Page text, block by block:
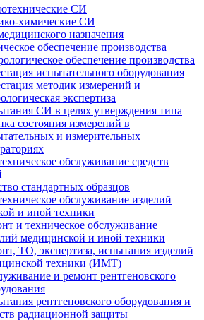
СИ
химические СИ
назначения
обеспечение производства
обеспечение производства
испытательного оборудования
методик измерений и
экспертиза
СИ в целях утверждения типа
состояния измерений в
и измерительных
обслуживание средств
стандартных образцов
обслуживание изделий
и иной техники
и техническое обслуживание
медицинской и иной техники
ТО, экспертиза, испытания изделий
техники (ИМТ)
и ремонт рентгеновского
рентгеновского оборудования и
радиационной защиты